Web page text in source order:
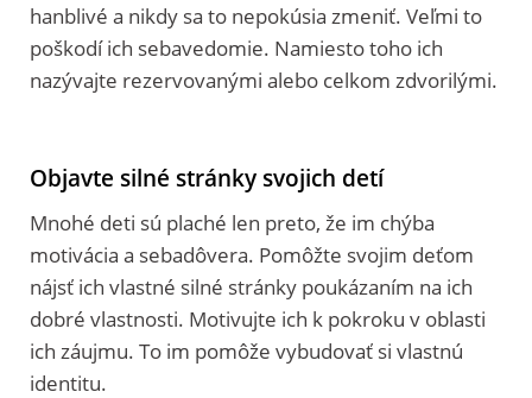
hanblivé a nikdy sa to nepokúsia zmeniť. Veľmi to
poškodí ich sebavedomie. Namiesto toho ich
nazývajte rezervovanými alebo celkom zdvorilými.
Objavte silné stránky svojich detí
Mnohé deti sú plaché len preto, že im chýba
motivácia a sebadôvera. Pomôžte svojim deťom
nájsť ich vlastné silné stránky poukázaním na ich
dobré vlastnosti. Motivujte ich k pokroku v oblasti
ich záujmu. To im pomôže vybudovať si vlastnú
identitu.